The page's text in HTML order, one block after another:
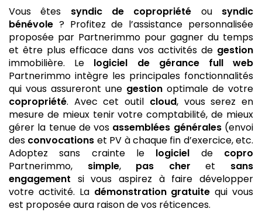
Vous êtes syndic de copropriété ou syndic
bénévole ? Profitez de l’assistance personnalisée
proposée par Partnerimmo pour gagner du temps
et être plus efficace dans vos activités de gestion
immobilière. Le logiciel de gérance
full web
Partnerimmo intègre les principales fonctionnalités
qui vous assureront une gestion optimale de votre
copropriété. Avec cet outil cloud, vous serez en
mesure de mieux tenir votre comptabilité, de mieux
gérer la tenue de vos assemblées générales(envoi
des convocations et PV à chaque fin d’exercice, etc.
Adoptez sans crainte le logiciel de copro
Partnerimmo, simple, pas cher et sans
engagement si vous aspirez à faire développer
votre activité. La démonstration gratuite qui vous
est proposée aura raison de vos réticences.